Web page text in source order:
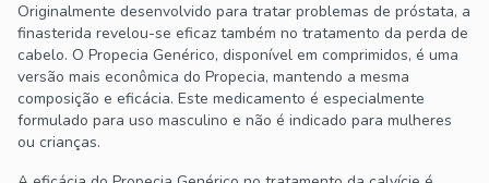
Originalmente desenvolvido para tratar problemas de próstata, a
finasterida revelou-se eficaz também no tratamento da perda de
cabelo. O Propecia Genérico, disponível em comprimidos, é uma
versão mais econômica do Propecia, mantendo a mesma
composição e eficácia. Este medicamento é especialmente
formulado para uso masculino e não é indicado para mulheres
ou crianças.